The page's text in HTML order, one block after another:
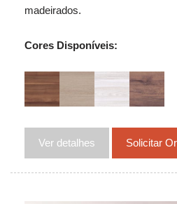
madeirados.
Cores Disponíveis:
Ver detalhes Solicitar